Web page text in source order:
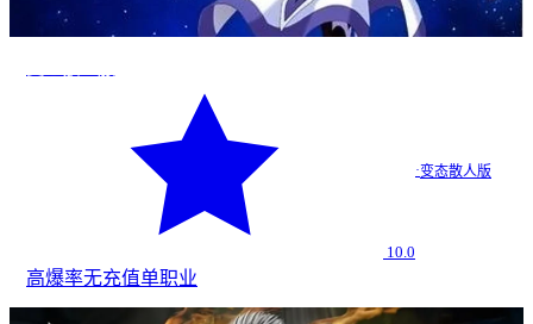
10.0
·变态散人版
高爆率无充值单职业